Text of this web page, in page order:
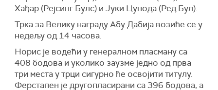
Хађар (Рејсинг Булс) и Јуки Цунода (Ред Бул).
Трка за Велику награду Абу Дабија возиће се у
недељу од 14 часова.
Норис је водећи у генералном пласману са
408 бодова и уколико заузме једно од прва
три места у трци сигурно ће освојити титулу.
Ферстапен је другопласирани са 396 бодова, а